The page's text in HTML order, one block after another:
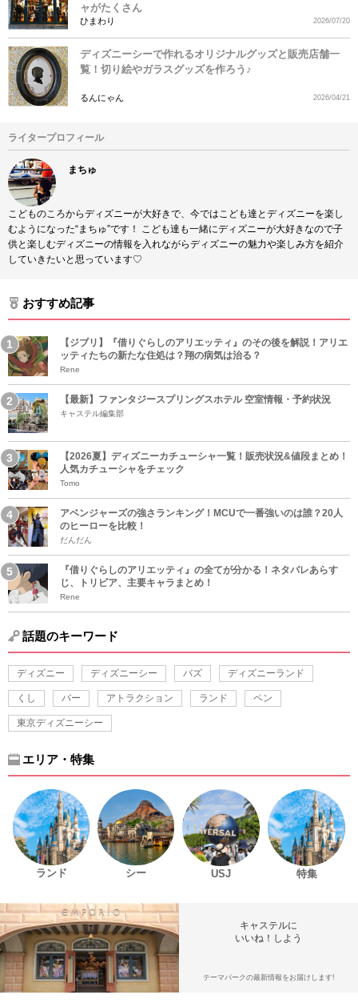
ャがたくさん
ひまわり 2026/07/20
ディズニーシーで作れるオリジナルグッズと販売店舗一
覧！切り絵やガラスグッズを作ろう♪
るんにゃん 2026/04/21
ライタープロフィール
まちゅ
こどものころからディズニーが大好きで、今ではこども達とディズニーを楽し
むようになった“まちゅ”です！ こども達も一緒にディズニーが大好きなので子
供と楽しむディズニーの情報を入れながらディズニーの魅力や楽しみ方を紹介
していきたいと思っています♡
おすすめ記事
【ジブリ】『借りぐらしのアリエッティ』のその後を解説！アリエ
ッティたちの新たな住処は？翔の病気は治る？
Rene
【最新】ファンタジースプリングスホテル 空室情報・予約状況
キャステル編集部
【2026夏】ディズニーカチューシャ一覧！販売状況&値段まとめ！
人気カチューシャをチェック
Tomo
アベンジャーズの強さランキング！MCUで一番強いのは誰？20人
のヒーローを比較！
だんだん
『借りぐらしのアリエッティ』の全てが分かる！ネタバレあらす
じ、トリビア、主要キャラまとめ！
Rene
話題のキーワード
ディズニー ディズニーシー バズ ディズニーランド
くし バー アトラクション ランド ペン
東京ディズニーシー
エリア・特集
ランド シー USJ 特集
キャステルに
いいね！しよう
テーマパークの最新情報をお届けします!